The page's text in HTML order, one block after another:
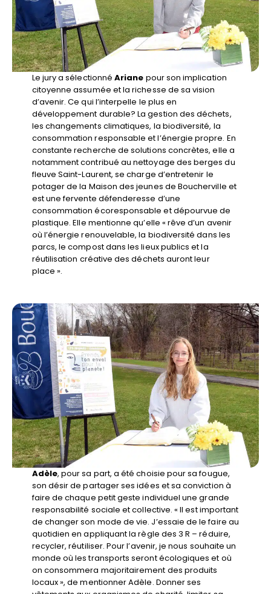
Le jury a sélectionnéAriane pour son implication
citoyenne assumée et la richesse de sa vision
d’avenir. Ce qui l’interpelle le plus en
développement durable? La gestion des déchets,
les changements climatiques, la biodiversité, la
consommation responsable et l’énergie propre. En
constante recherche de solutions concrètes, elle a
notamment contribué au nettoyage des berges du
fleuve Saint-Laurent, se charge d’entretenir le
potager de la Maison des jeunes de Boucherville et
est une fervente défenderesse d’une
consommation écoresponsable et dépourvue de
plastique. Elle mentionne qu’elle « rêve d’un avenir
où l’énergie renouvelable, la biodiversité dans les
parcs, le compost dans les lieux publics et la
réutilisation créative des déchets auront leur
place ».
Adèle, pour sa part, a été choisie pour sa fougue,
son désir de partager ses idées et sa conviction à
faire de chaque petit geste individuel une grande
responsabilité sociale et collective. « Il est important
de changer son mode de vie. J’essaie de le faire au
quotidien en appliquant la règle des 3 R – réduire,
recycler, réutiliser. Pour l’avenir, je nous souhaite un
monde où les transports seront écologiques et où
on consommera majoritairement des produits
locaux », de mentionner Adèle. Donner ses